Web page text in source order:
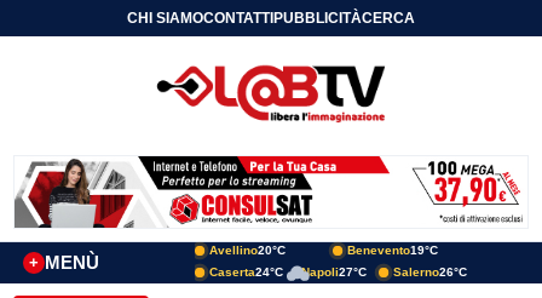
CHI SIAMOCONTATTIPUBBLICITÀCERCA
MENÙ
+
Avellino20°C Benevento19°C
Caserta24°C Napoli27°C Salerno26°C